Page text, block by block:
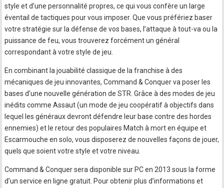
style et d’une personnalité propres, ce qui vous confère un large
éventail de tactiques pour vous imposer. Que vous préfériez baser
votre stratégie sur la défense de vos bases, l’attaque à tout-va ou la
puissance de feu, vous trouverez forcément un général
correspondant à votre style de jeu.
En combinant la jouabilité classique de la franchise à des
mécaniques de jeu innovantes, Command & Conquer va poser les
bases d’une nouvelle génération de STR. Grâce à des modes de jeu
inédits comme Assaut (un mode de jeu coopératif à objectifs dans
lequel les généraux devront défendre leur base contre des hordes
ennemies) et le retour des populaires Match à mort en équipe et
Escarmouche en solo, vous disposerez de nouvelles façons de jouer,
quels que soient votre style et votre niveau.
Command & Conquer sera disponible sur PC en 2013 sous la forme
d’un service en ligne gratuit. Pour obtenir plus d’informations et